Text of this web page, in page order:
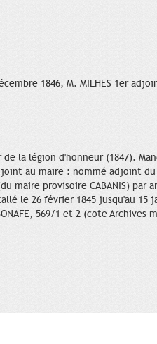
1846, M. MILHES 1er
de la légion d'honneur (1847).
au maire : nommé adjoint
maire provisoire CABANIS)
le 26 février 1845 jusqu'au 15
569/1 et 2 (cote Archives